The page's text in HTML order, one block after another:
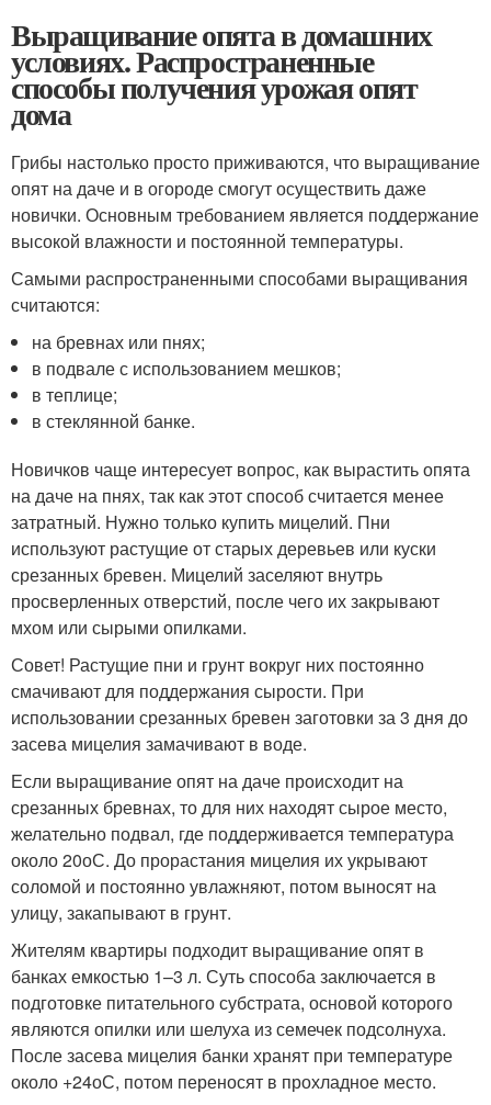
Выращивание опята в домашних
условиях. Распространенные
способы получения урожая опят
дома
Грибы настолько просто приживаются, что выращивание
опят на даче и в огороде смогут осуществить даже
новички. Основным требованием является поддержание
высокой влажности и постоянной температуры.
Самыми распространенными способами выращивания
считаются:
на бревнах или пнях;
в подвале с использованием мешков;
в теплице;
в стеклянной банке.
Новичков чаще интересует вопрос, как вырастить опята
на даче на пнях, так как этот способ считается менее
затратный. Нужно только купить мицелий. Пни
используют растущие от старых деревьев или куски
срезанных бревен. Мицелий заселяют внутрь
просверленных отверстий, после чего их закрывают
мхом или сырыми опилками.
Совет! Растущие пни и грунт вокруг них постоянно
смачивают для поддержания сырости. При
использовании срезанных бревен заготовки за 3 дня до
засева мицелия замачивают в воде.
Если выращивание опят на даче происходит на
срезанных бревнах, то для них находят сырое место,
желательно подвал, где поддерживается температура
около 20оС. До прорастания мицелия их укрывают
соломой и постоянно увлажняют, потом выносят на
улицу, закапывают в грунт.
Жителям квартиры подходит выращивание опят в
банках емкостью 1–3 л. Суть способа заключается в
подготовке питательного субстрата, основой которого
являются опилки или шелуха из семечек подсолнуха.
После засева мицелия банки хранят при температуре
около +24оС, потом переносят в прохладное место.